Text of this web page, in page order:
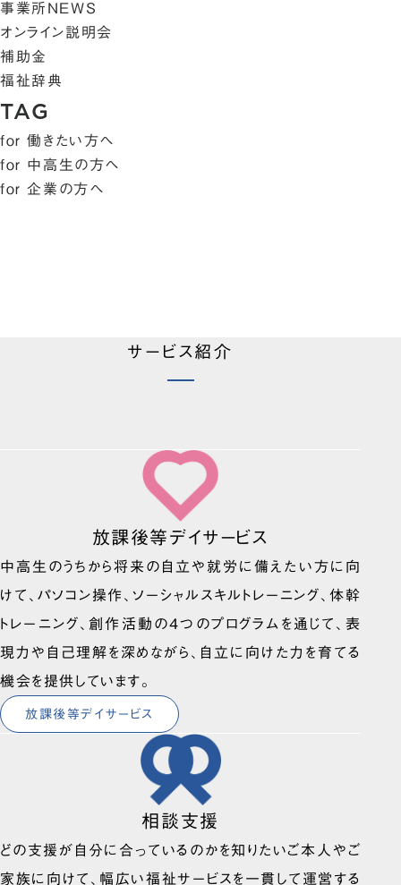
事業所NEWS
オンライン説明会
補助金
福祉辞典
TAG
for 働きたい方へ
for 中高生の方へ
for 企業の方へ
サービス紹介
放課後等デイサービス
中高生のうちから将来の自立や就労に備えたい方に向
けて、パソコン操作、ソーシャルスキルトレーニング、体幹
トレーニング、創作活動の4つのプログラムを通じて、表
現力や自己理解を深めながら、自立に向けた力を育てる
機会を提供しています。
放課後等デイサービス
相談支援
どの支援が自分に合っているのかを知りたいご本人やご
家族に向けて、幅広い福祉サービスを一貫して運営する